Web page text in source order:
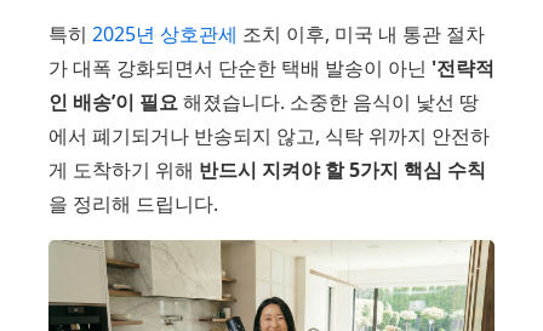
특히 2025년 상호관세 조치 이후, 미국 내 통관 절차
가 대폭 강화되면서 단순한 택배 발송이 아닌 '전략적
인 배송’이 필요해졌습니다. 소중한 음식이 낯선 땅
에서 폐기되거나 반송되지 않고, 식탁 위까지 안전하
게 도착하기 위해 반드시 지켜야 할 5가지 핵심 수칙
을 정리해 드립니다.